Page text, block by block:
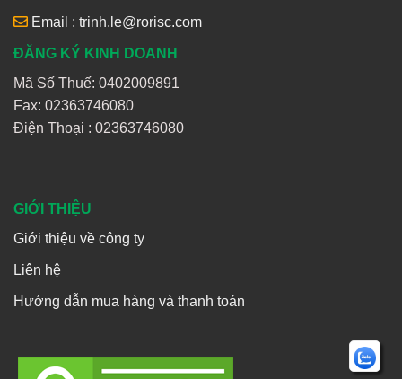
Email : trinh.le@rorisc.com
ĐĂNG KÝ KINH DOANH
Mã Số Thuế: 0402009891
Fax: 02363746080
Điện Thoại : 02363746080
GIỚI THIỆU
Giới thiệu về công ty
Liên hệ
Hướng dẫn mua hàng và thanh toán